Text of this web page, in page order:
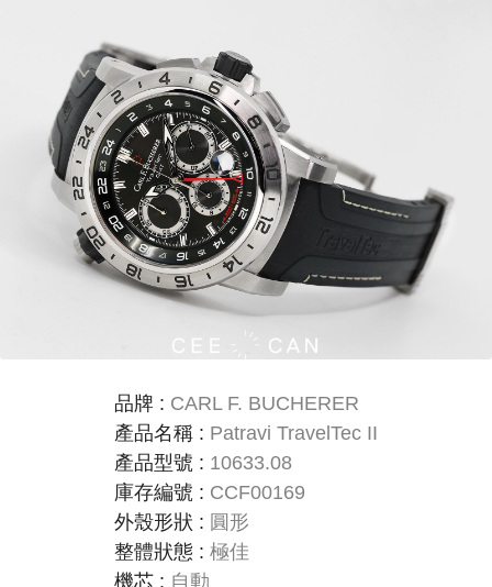
品牌 : CARL F. BUCHERER
產品名稱 : Patravi TravelTec II
產品型號 : 10633.08
庫存編號 : CCF00169
外殼形狀 : 圓形
整體狀態 : 極佳
機芯 : 自動